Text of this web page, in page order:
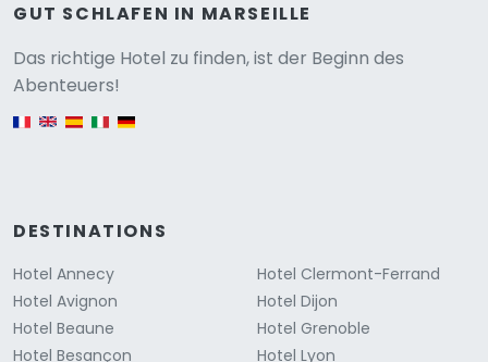
GUT SCHLAFEN IN MARSEILLE
Das richtige Hotel zu finden, ist der Beginn des
Abenteuers!
English version
DESTINATIONS
Hotel Annecy
Hotel Avignon
Hotel Beaune
Hotel Besançon
Hotel Clermont-Ferrand
Hotel Dijon
Hotel Grenoble
Hotel Lyon